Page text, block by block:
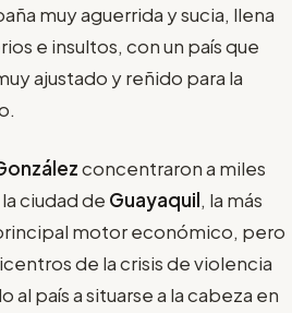
muy aguerrida y sucia, llena
e insultos, con un país que
ajustado y reñido para la
concentraron a miles
ciudad de Guayaquil, la más
motor económico, pero
de la crisis de violencia
al país a situarse a la cabeza en